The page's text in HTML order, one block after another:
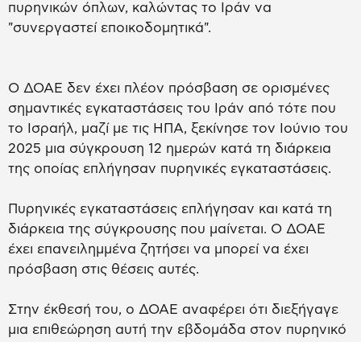
πυρηνικών όπλων, καλώντας το Ιράν να
"συνεργαστεί εποικοδομητικά".
Ο ΔΟΑΕ δεν έχει πλέον πρόσβαση σε ορισμένες
σημαντικές εγκαταστάσεις του Ιράν από τότε που
το Ισραήλ, μαζί με τις ΗΠΑ, ξεκίνησε τον Ιούνιο του
2025 μια σύγκρουση 12 ημερών κατά τη διάρκεια
της οποίας επλήγησαν πυρηνικές εγκαταστάσεις.
Πυρηνικές εγκαταστάσεις επλήγησαν και κατά τη
διάρκεια της σύγκρουσης που μαίνεται. Ο ΔΟΑΕ
έχει επανειλημμένα ζητήσει να μπορεί να έχει
πρόσβαση στις θέσεις αυτές.
Στην έκθεσή του, ο ΔΟΑΕ αναφέρει ότι διεξήγαγε
μια επιθεώρηση αυτή την εβδομάδα στον πυρηνικό